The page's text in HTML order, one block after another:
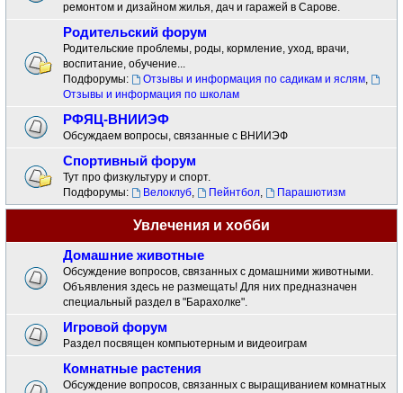
ремонтом и дизайном жилья, дач и гаражей в Сарове.
Родительский форум
Родительские проблемы, роды, кормление, уход, врачи,
воспитание, обучение...
Подфорумы:
Отзывы и информация по садикам и яслям,
Отзывы и информация по школам
РФЯЦ-ВНИИЭФ
Обсуждаем вопросы, связанные с ВНИИЭФ
Спортивный форум
Тут про физкультуру и спорт.
Подфорумы:
Велоклуб, Пейнтбол, Парашютизм
Увлечения и хобби
Домашние животные
Обсуждение вопросов, связанных с домашними животными.
Объявления здесь не размещать! Для них предназначен
специальный раздел в "Барахолке".
Игровой форум
Раздел посвящен компьютерным и видеоиграм
Комнатные растения
Обсуждение вопросов, связанных с выращиванием комнатных